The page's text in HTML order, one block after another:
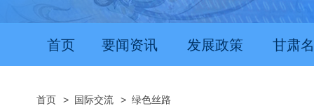
首页 要闻资讯 发展政策 甘肃
首页 > 国际交流 > 绿色丝路